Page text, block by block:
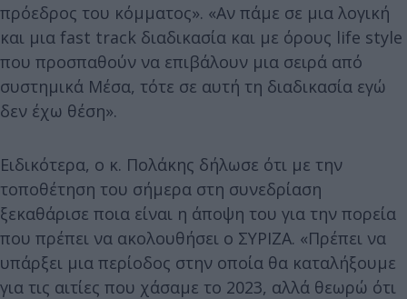
πρόεδρος του κόμματος». «Αν πάμε σε μια λογική
και μια fast track διαδικασία και με όρους life style
που προσπαθούν να επιβάλουν μια σειρά από
συστημικά Μέσα, τότε σε αυτή τη διαδικασία εγώ
δεν έχω θέση».
Ειδικότερα, ο κ. Πολάκης δήλωσε ότι με την
τοποθέτηση του σήμερα στη συνεδρίαση
ξεκαθάρισε ποια είναι η άποψη του για την πορεία
που πρέπει να ακολουθήσει ο ΣΥΡΙΖΑ. «Πρέπει να
υπάρξει μια περίοδος στην οποία θα καταλήξουμε
για τις αιτίες που χάσαμε το 2023, αλλά θεωρώ ότι